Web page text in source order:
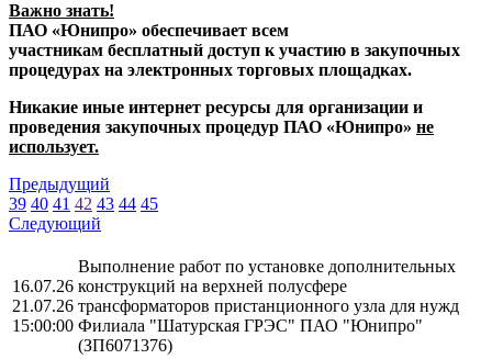
Важно знать!
ПАО «Юнипро» обеспечивает всем
участникам бесплатный доступ к участию в закупочных
процедурах на электронных торговых площадках.
Никакие иные интернет ресурсы для организации и
проведения закупочных процедур ПАО «Юнипро» не
использует.
Предыдущий
39 40 41 42 43 44 45
Следующий
16.07.26
21.07.26
15:00:00
Выполнение работ по установке дополнительных
конструкций на верхней полусфере
трансформаторов пристанционного узла для нужд
Филиала "Шатурская ГРЭС" ПАО "Юнипро"
(ЗП6071376)